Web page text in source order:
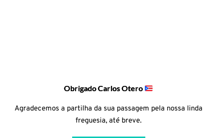
Obrigado Carlos Otero
Agradecemos a partilha da sua passagem pela nossa linda
freguesia, até breve.